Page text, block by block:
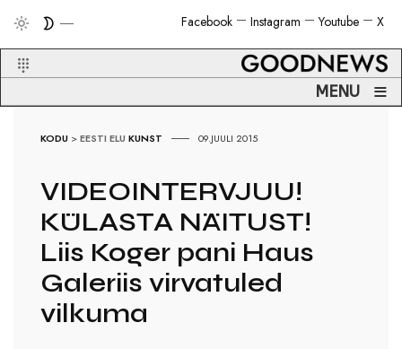
X
Youtube
Instagram
Facebook
MENU ≡
KODU >EESTI ELU KUNST 09.JUULI 2015
VIDEOINTERVJUU!
KÜLASTA NÄITUST!
Liis Koger pani Haus
Galeriis virvatuled
vilkuma